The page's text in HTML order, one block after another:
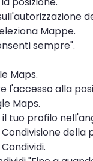
Mappe.
sempre".
Maps.
l'accesso alla
Maps.
il tuo profilo
della